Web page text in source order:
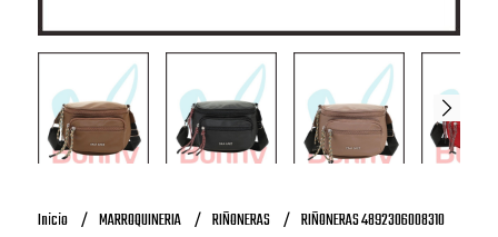
Inicio MARROQUINERIA RIÑONERAS RIÑONERAS 4892306008310